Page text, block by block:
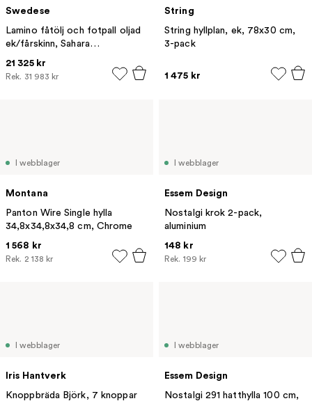
Swedese
Lamino fåtölj och fotpall oljad
ek/fårskinn, Sahara
21 325 kr
Rek. 31 983 kr
String
String hyllplan, ek, 78x30 cm,
3-pack
1 475 kr
I webblager
Montana
Panton Wire Single hylla
34,8x34,8x34,8 cm, Chrome
1 568 kr
Rek. 2 138 kr
I webblager
Essem Design
Nostalgi krok 2-pack,
aluminium
148 kr
Rek. 199 kr
I webblager
Iris Hantverk
Knoppbräda Björk, 7 knoppar
I webblager
Essem Design
Nostalgi 291 hatthylla 100 cm,